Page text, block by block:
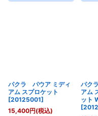
パクラ パウア ミディ
アム スプロケット
[20125001]
15,400円(税込)
パク
アム
ット
[